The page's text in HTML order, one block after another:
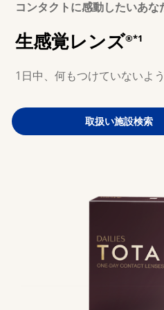
レンズケア製品
コンタクトに感動したいあな
生感覚レンズ®*1
1日中、何もつけていないよ
取扱い施設検索